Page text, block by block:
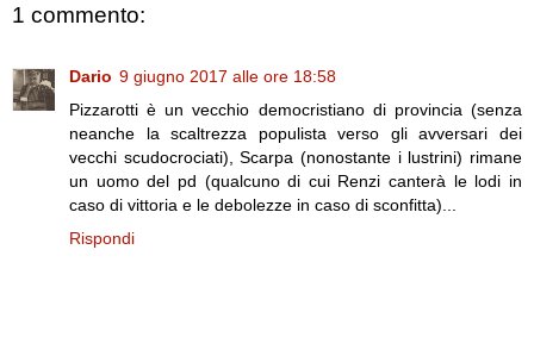
1 commento:
Dario 9 giugno 2017 alle ore 18:58
Pizzarotti è un vecchio democristiano di provincia (senza
neanche la scaltrezza populista verso gli avversari dei
vecchi scudocrociati), Scarpa (nonostante i lustrini) rimane
un uomo del pd (qualcuno di cui Renzi canterà le lodi in
caso di vittoria e le debolezze in caso di sconfitta)...
Rispondi